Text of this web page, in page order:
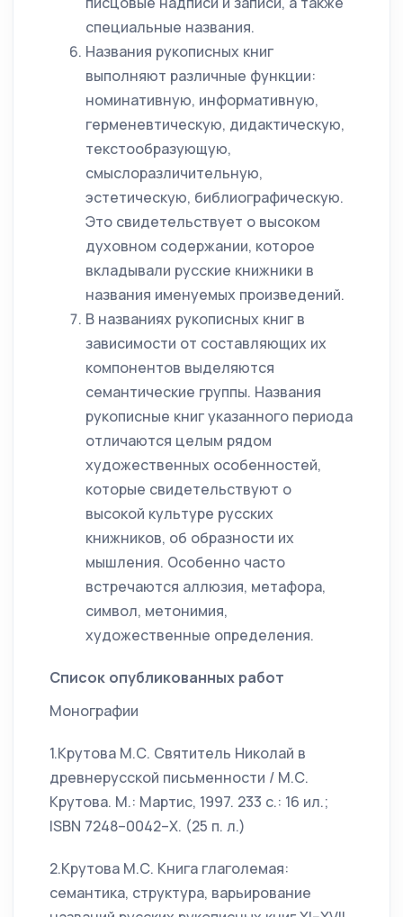
специальные названия.
Названия рукописных книг
выполняют различные функции:
номинативную, информативную,
герменевтическую, дидактическую,
текстообразующую,
смыслоразличительную,
эстетическую, библиографическую.
Это свидетельствует о высоком
духовном содержании, которое
вкладывали русские книжники в
названия именуемых произведений.
В названиях рукописных книг в
зависимости от составляющих их
компонентов выделяются
семантические группы. Названия
рукописные книг указанного периода
отличаются целым рядом
художественных особенностей,
которые свидетельствуют о
высокой культуре русских
книжников, об образности их
мышления. Особенно часто
встречаются аллюзия, метафора,
символ, метонимия,
художественные определения.
Список опубликованных работ
Монографии
1.Крутова М.С. Святитель Николай в
древнерусской письменности / М.С.
Крутова. М.: Мартис, 1997. 233 с.: 16 ил.;
ISBN 7248–0042–X. (25 п. л.)
2.Крутова М.С. Книга глаголемая:
семантика, структура, варьирование